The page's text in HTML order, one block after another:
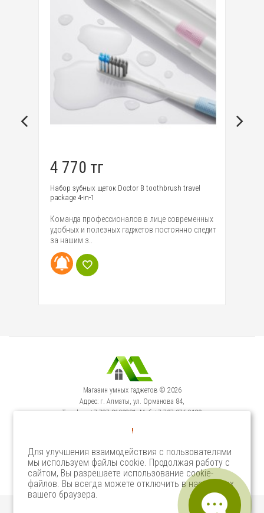
4 770 тг
Набор зубных щеток Doctor B toothbrush travel
package 4-in-1
Команда профессионалов в лице современных
удобных и полезных гаджетов постоянно следит
за нашим з..
Магазин умных гаджетов © 2026
Адрес: г. Алматы, ул. Орманова 84,
Телефон: +7-727-3100231, Моб: +7-707-376-9129
Сервисный Центр: г. Алматы, ул. Орманова 84.
Select Language ▼
!
Для улучшения взаимодействия с пользователями
мы используем файлы cookie. Продолжая работу с
сайтом, Вы разрешаете использование cookie-
файлов. Вы всегда можете отключить в настройках
вашего браузера.